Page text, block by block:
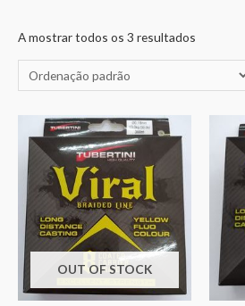
A mostrar todos os 3 resultados
OUT OF STOCK